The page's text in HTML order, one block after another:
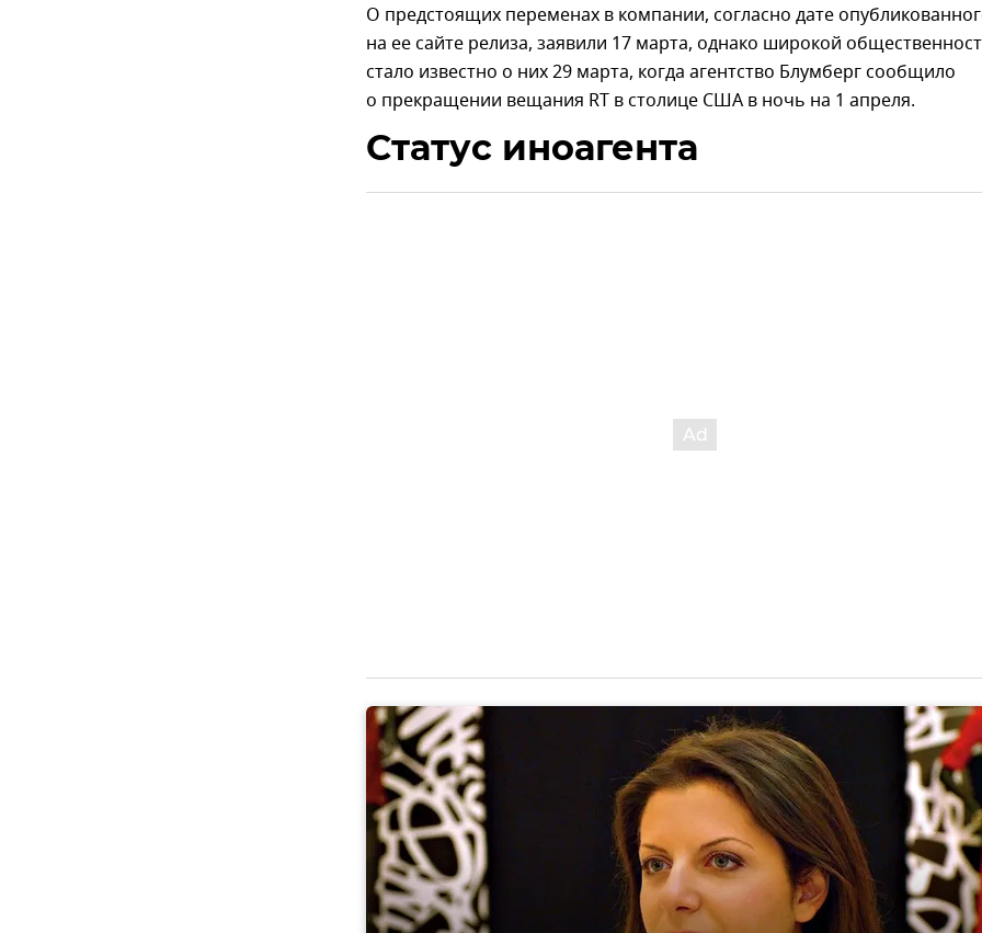
О предстоящих переменах в компании, согласно дате
на ее сайте релиза, заявили 17 марта, однако широкой
стало известно о них 29 марта, когда агентство Блумберг сообщило
о прекращении вещания RT в столице США в ночь на 1 апреля.
Статус иноагента